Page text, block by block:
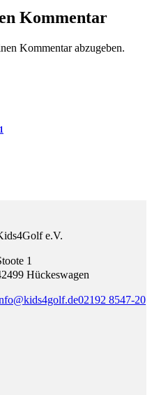
Kommentar
Kommentar abzugeben.
e.V.
1
Hückeswagen
02192 8547-20